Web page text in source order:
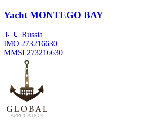
YachtMONTEGO BAY
🇷🇺 Russia
IMO 273216630
MMSI 273216630